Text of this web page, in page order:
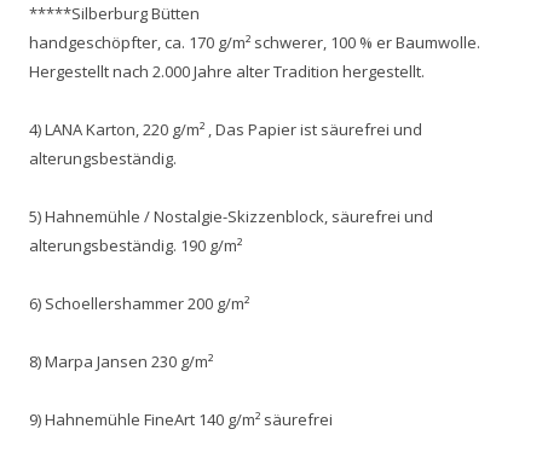
*****Silberburg Bütten
handgeschöpfter, ca. 170 g/m² schwerer, 100 % er Baumwolle.
Hergestellt nach 2.000 Jahre alter Tradition hergestellt.
4) LANA Karton, 220 g/m² , Das Papier ist säurefrei und
alterungsbeständig.
5) Hahnemühle / Nostalgie-Skizzenblock, säurefrei und
alterungsbeständig. 190 g/m²
6) Schoellershammer 200 g/m²
8) Marpa Jansen 230 g/m²
9) Hahnemühle FineArt 140 g/m² säurefrei